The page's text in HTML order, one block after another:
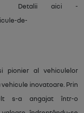
Detalii aici -
de-
pionier al vehiculelor
inovatoare. Prin
s-a angajat într-o